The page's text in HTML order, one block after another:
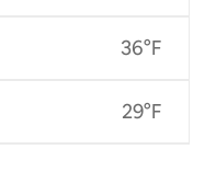
36°F
29°F